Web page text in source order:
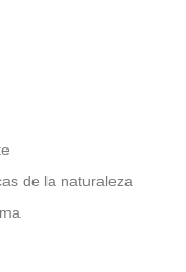
de la naturaleza